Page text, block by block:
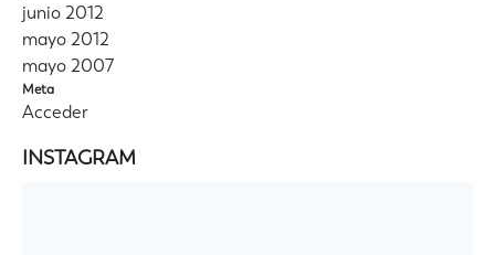
junio 2012
mayo 2012
mayo 2007
Meta
Acceder
INSTAGRAM